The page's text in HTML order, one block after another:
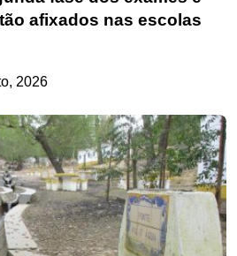
afixados nas escolas
2026